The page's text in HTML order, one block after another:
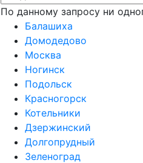
По данному запросу ни
Балашиха
Домодедово
Москва
Ногинск
Подольск
Красногорск
Котельники
Дзержинский
Долгопрудный
Зеленоград